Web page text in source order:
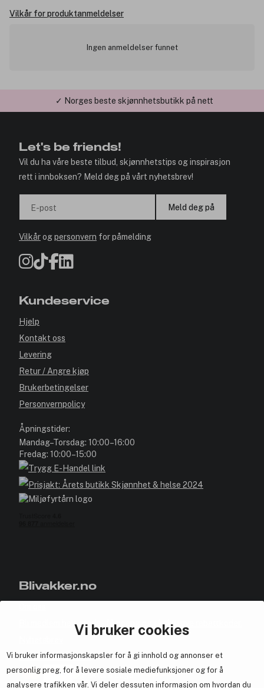
Vi bruker cookies
Vi bruker informasjonskapsler for å gi innhold og annonser et
personlig preg, for å levere sosiale mediefunksjoner og for å
analysere trafikken vår. Vi deler dessuten informasjon om hvordan du
Vilkår for produktanmeldelser
Ingen anmeldelser funnet
✓ Norges beste skjønnhetsbutikk på nett
Let's be friends!
Vil du ha våre beste tilbud, skjønnhetstips og inspirasjon
rett i innboksen? Meld deg på vårt nyhetsbrev!
E-post Meld deg på
Vilkårogpersonvern for påmelding
Kundeservice
Hjelp
Kontakt oss
Levering
Retur / Angre kjøp
Brukerbetingelser
Personvernpolicy
Åpningstider:
Mandag–Torsdag: 10:00–16:00
Fredag: 10:00–15:00
Blivakker.no
Bli medlem helt gratis - få poeng og eksklusive rabattkoder.
Samarbeid med oss